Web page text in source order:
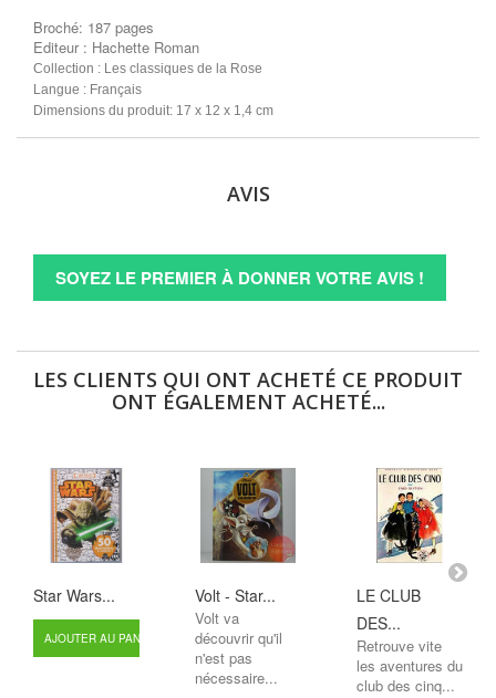
Broché: 187 pages
Editeur : Hachette Roman
Collection : Les classiques de la Rose
Langue : Français
Dimensions du produit: 17 x 12 x 1,4 cm
AVIS
SOYEZ LE PREMIER À DONNER VOTRE AVIS !
LES CLIENTS QUI ONT ACHETÉ CE PRODUIT
ONT ÉGALEMENT ACHETÉ...
Star Wars...
AJOUTER AU PANIER
Volt - Star...
Volt va
découvrir qu'il
n'est pas
nécessaire...
LE CLUB
DES...
Retrouve vite
les aventures du
club des cinq...